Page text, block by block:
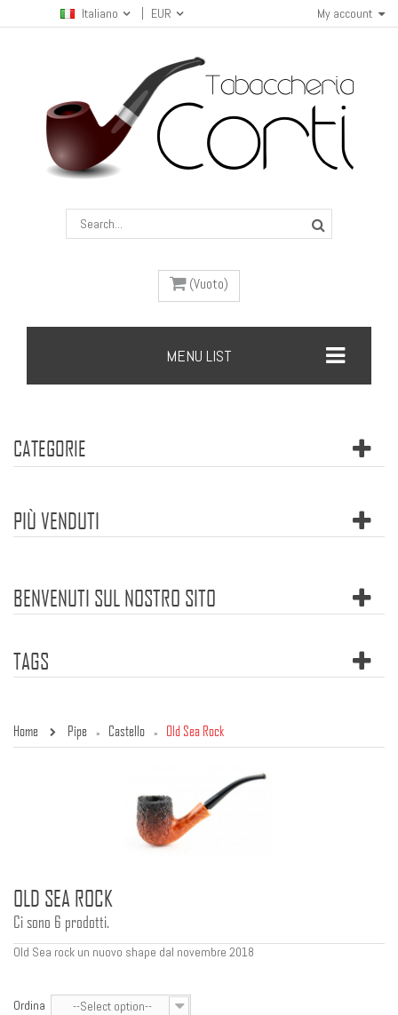
My account
Italiano EUR
(Vuoto)
MENU LIST
CATEGORIE
PIÙ VENDUTI
BENVENUTI SUL NOSTRO SITO
TAGS
Home Pipe » Castello » Old Sea Rock
OLD SEA ROCK
Ci sono 6 prodotti.
Old Sea rock un nuovo shape dal novembre 2018
Ordina --Select option--